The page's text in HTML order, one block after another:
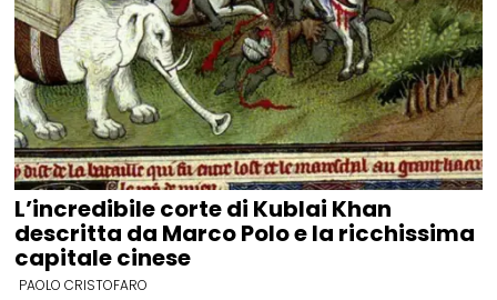
L’incredibile corte di Kublai Khan
descritta da Marco Polo e la ricchissima
capitale cinese
PAOLO CRISTOFARO